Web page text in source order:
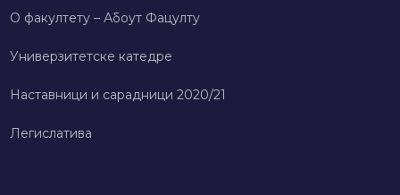
О факултету – Абоут Фацултy
Универзитетске катедре
Наставници и сарадници 2020/21
Легислатива